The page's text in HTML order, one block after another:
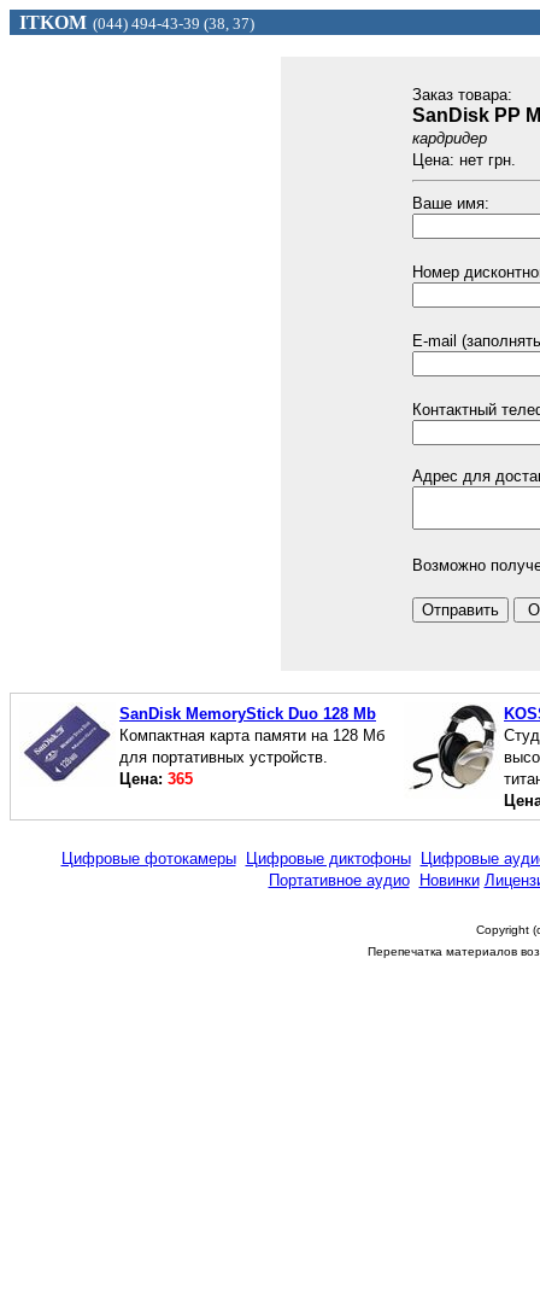
ITKOM (044) 494-43-39 (38, 37)
Заказ товарa:
SanDisk PP
кардридер
Цена: нет грн.
Ваше имя:
Номер
E-mail
Контактный
Адрес для
Возможно
SanDisk MemoryStick Duo 128 Mb
Компактная карта памяти на 128 Мб
для портативных устройств.
Цена: 365
Цифровые фотокамеры Цифровые диктофоны
Цифровые
Портативное аудио
Новинки
Copyright
Перепечатка материалов